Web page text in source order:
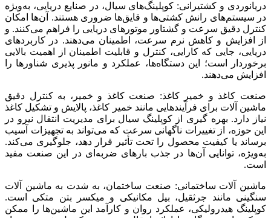
دریانوردی و کشتیرانی: کوپلینگ‌های سیال، در صنایع دریایی، به‌ویژه
در سیستم‌های رانش کشتی‌ها و قایق‌ها ضروری هستند. آن‌ها امکان
کنترل دقیق سرعت و گشتاور موتورهای دریایی را فراهم می‌کنند. و
از افزایش و کاهش نرم سرعت، اطمینان می‌دهند. در کاربردهای
دریایی، جایی که کارایی، کنترل و قابلیت اطمینان از اهمیت بالایی
برخوردار است؛ این دستگاه‌ها، عملکرد و مانور پذیری شناورها را
افزایش می‌دهند.
صنعت کاغذ و خمیر کاغذ: صنعت کاغذ و خمیر، به کنترل دقیق
ماشین آلات برای فرآیندهایی مانند خمیر کاغذ، پالایش و تشکیل کاغذ
نیاز دارد. بهره گیری از کوپلینگ سیال برای مدیریت انتقال نیرو در
این حوزه، از تغییرات ناگهانی سرعت که می‌تواند به تجهیزات آسیب
برساند یا کیفیت محصول را تحت تأثیر قرار دهد، جلوگیری می‌کند.
به‌ویژه، توانایی آن‌ها در جذب بارهای ضربه‌ای در این صنعت مفید
است.
ماشین آلات ساختمانی: صنعت ساختمان، به شدت به ماشین آلات
سنگینی مانند جرثقیل، بیل مکانیکی و میکسر بتن متکی است.
کوپلینگ هیدرولیکی، عملکرد روان و کارآمد این ماشین‌ها را ممکن